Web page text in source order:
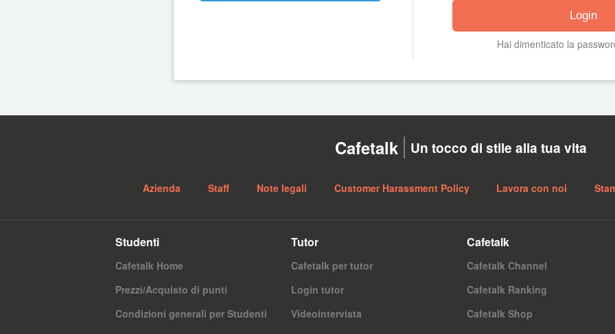
Hai dimenticato la
Cafetalk Un tocco di stile alla tua vita
Azienda Staff Note legali Customer Harassment Policy Lavora con noi
Studenti
Cafetalk Home
Prezzi/Acquisto di punti
Condizioni generali per Studenti
Tutor
Cafetalk per tutor
Login tutor
Videointervista
Cafetalk
Cafetalk Channel
Cafetalk Ranking
Cafetalk Shop